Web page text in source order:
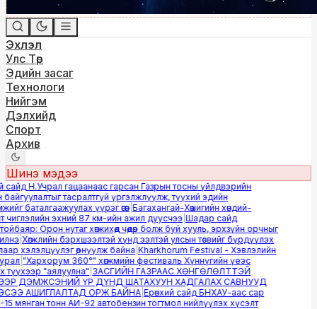
Эхлэл
Улс Төр
Эдийн засаг
Технологи
Нийгэм
Дэлхийд
Спорт
Архив
Шинэ мэдээ
сайд Н.Учрал гацаанаас гарсан Газрын тосны үйлдвэрийн
тасралтгүй үргэлжлүүлж, түүхий эдийн
баталгаажуулах үүрэг өгөв|Багахангай-Хөшигийн хөндий-
эхний 87 км-ийн ажил дуусчээ|Шадар сайд
Орон нутаг хөгжихөд чөдөр болж буй хууль, эрхзүйн орчныг
|Хөгжлийн бэрхшээлтэй хүнд ээлтэй улсын төсвийг бүрдүүлэх
хэлэлцүүлэг өрнүүлж байна|Kharkhorum Festival - Хэвлэлийн
|"Хархорум 360°" хөгжмийн фестиваль Хүннүгийн үеэс
"аялуулна"|ЗАСГИЙН ГАЗРААС ХӨНГӨЛӨЛТТЭЙ
ДЭМЖСЭНИЙ ҮР ДҮНД ШАТАХУУН ХАДГАЛАХ САВНУУД
АШИГЛАЛТАД ОРЖ БАЙНА|Ерөнхий сайд БНХАУ-аас сар
мянган тонн АИ-92 автобензин тогтмол нийлүүлэх хүсэлт